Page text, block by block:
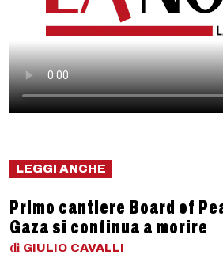
LEGGI ANCHE
Primo cantiere Board of
Gaza si continua a morire
di GIULIO CAVALLI